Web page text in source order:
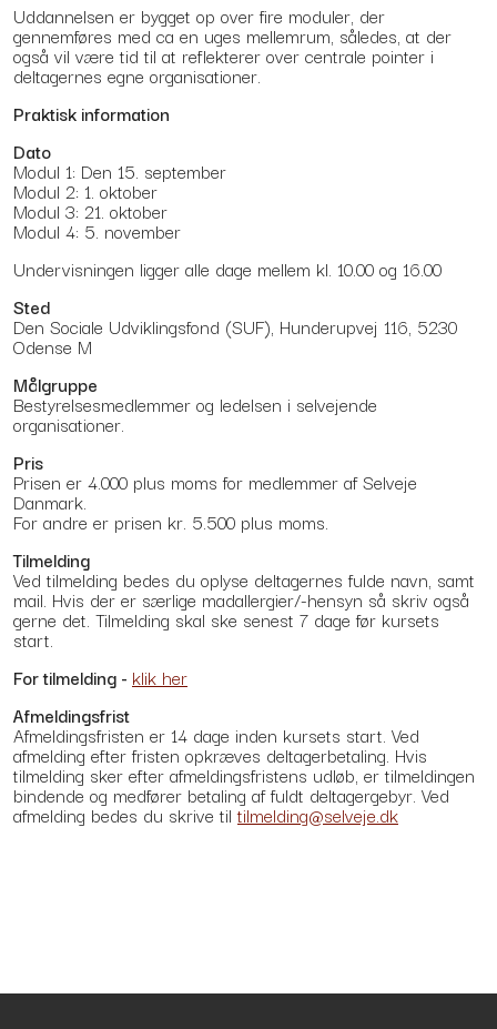
Uddannelsen er bygget op over fire moduler, der
gennemføres med ca en uges mellemrum, således, at der
også vil være tid til at reflekterer over centrale pointer i
deltagernes egne organisationer.
Praktisk information
Dato
Modul 1: Den 15. september
Modul 2: 1. oktober
Modul 3: 21. oktober
Modul 4: 5. november
Undervisningen ligger alle dage mellem kl. 10.00 og 16.00
Sted
Den Sociale Udviklingsfond (SUF), Hunderupvej 116, 5230
Odense M
Målgruppe
Bestyrelsesmedlemmer og ledelsen i selvejende
organisationer.
Pris
Prisen er 4.000 plus moms for medlemmer af Selveje
Danmark.
For andre er prisen kr. 5.500 plus moms.
Tilmelding
Ved tilmelding bedes du oplyse deltagernes fulde navn, samt
mail. Hvis der er særlige madallergier/-hensyn så skriv også
gerne det. Tilmelding skal ske senest 7 dage før kursets
start.
For tilmelding - klik her
Afmeldingsfrist
Afmeldingsfristen er 14 dage inden kursets start. Ved
afmelding efter fristen opkræves deltagerbetaling. Hvis
tilmelding sker efter afmeldingsfristens udløb, er tilmeldingen
bindende og medfører betaling af fuldt deltagergebyr. Ved
afmelding bedes du skrive tiltilmelding@selveje.dk